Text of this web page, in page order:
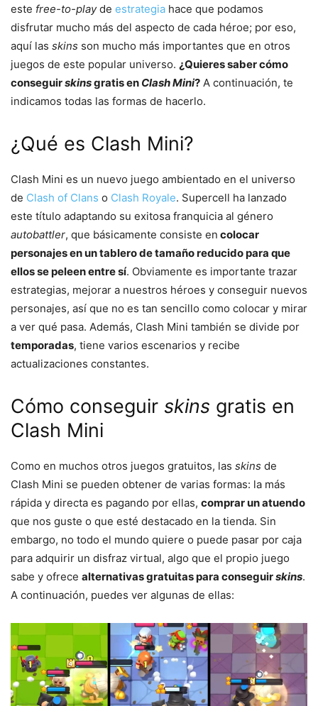
este free-to-playde estrategia hace que podamos
disfrutar mucho más del aspecto de cada héroe; por eso,
aquí las skins son mucho más importantes que en otros
juegos de este popular universo. ¿Quieres saber cómo
conseguirskinsgratis en Clash Mini? A continuación, te
indicamos todas las formas de hacerlo.
¿Qué es Clash Mini?
Clash Mini es un nuevo juego ambientado en el universo
de Clash of Clans o Clash Royale. Supercell ha lanzado
este título adaptando su exitosa franquicia al género
autobattler, que básicamente consiste en colocar
personajes en un tablero de tamaño reducido para que
ellos se peleen entre sí. Obviamente es importante trazar
estrategias, mejorar a nuestros héroes y conseguir nuevos
personajes, así que no es tan sencillo como colocar y mirar
a ver qué pasa. Además, Clash Mini también se divide por
temporadas, tiene varios escenarios y recibe
actualizaciones constantes.
Cómo conseguir skins gratis en
Clash Mini
Como en muchos otros juegos gratuitos, las skins de
Clash Mini se pueden obtener de varias formas: la más
rápida y directa es pagando por ellas, comprar un atuendo
que nos guste o que esté destacado en la tienda. Sin
embargo, no todo el mundo quiere o puede pasar por caja
para adquirir un disfraz virtual, algo que el propio juego
sabe y ofrece alternativas gratuitas para conseguirskins.
A continuación, puedes ver algunas de ellas: